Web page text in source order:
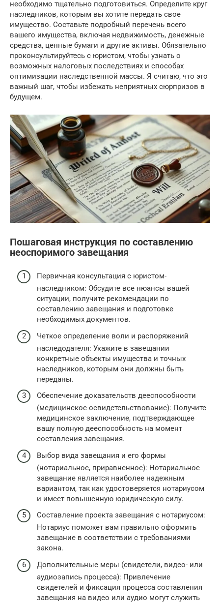
необходимо тщательно подготовиться. Определите круг
наследников, которым вы хотите передать свое
имущество. Составьте подробный перечень всего
вашего имущества, включая недвижимость, денежные
средства, ценные бумаги и другие активы. Обязательно
проконсультируйтесь с юристом, чтобы узнать о
возможных налоговых последствиях и способах
оптимизации наследственной массы. Я считаю, что это
важный шаг, чтобы избежать неприятных сюрпризов в
будущем.
Пошаговая инструкция по составлению
неоспоримого завещания
Первичная консультация с юристом-
наследником: Обсудите все нюансы вашей
ситуации, получите рекомендации по
составлению завещания и подготовке
необходимых документов.
Четкое определение воли и распоряжений
наследодателя: Укажите в завещании
конкретные объекты имущества и точных
наследников, которым они должны быть
переданы.
Обеспечение доказательств дееспособности
(медицинское освидетельствование): Получите
медицинское заключение, подтверждающее
вашу полную дееспособность на момент
составления завещания.
Выбор вида завещания и его формы
(нотариальное, приравненное): Нотариальное
завещание является наиболее надежным
вариантом, так как удостоверяется нотариусом
и имеет повышенную юридическую силу.
Составление проекта завещания с нотариусом:
Нотариус поможет вам правильно оформить
завещание в соответствии с требованиями
закона.
Дополнительные меры (свидетели, видео- или
аудиозапись процесса): Привлечение
свидетелей и фиксация процесса составления
завещания на видео или аудио могут служить